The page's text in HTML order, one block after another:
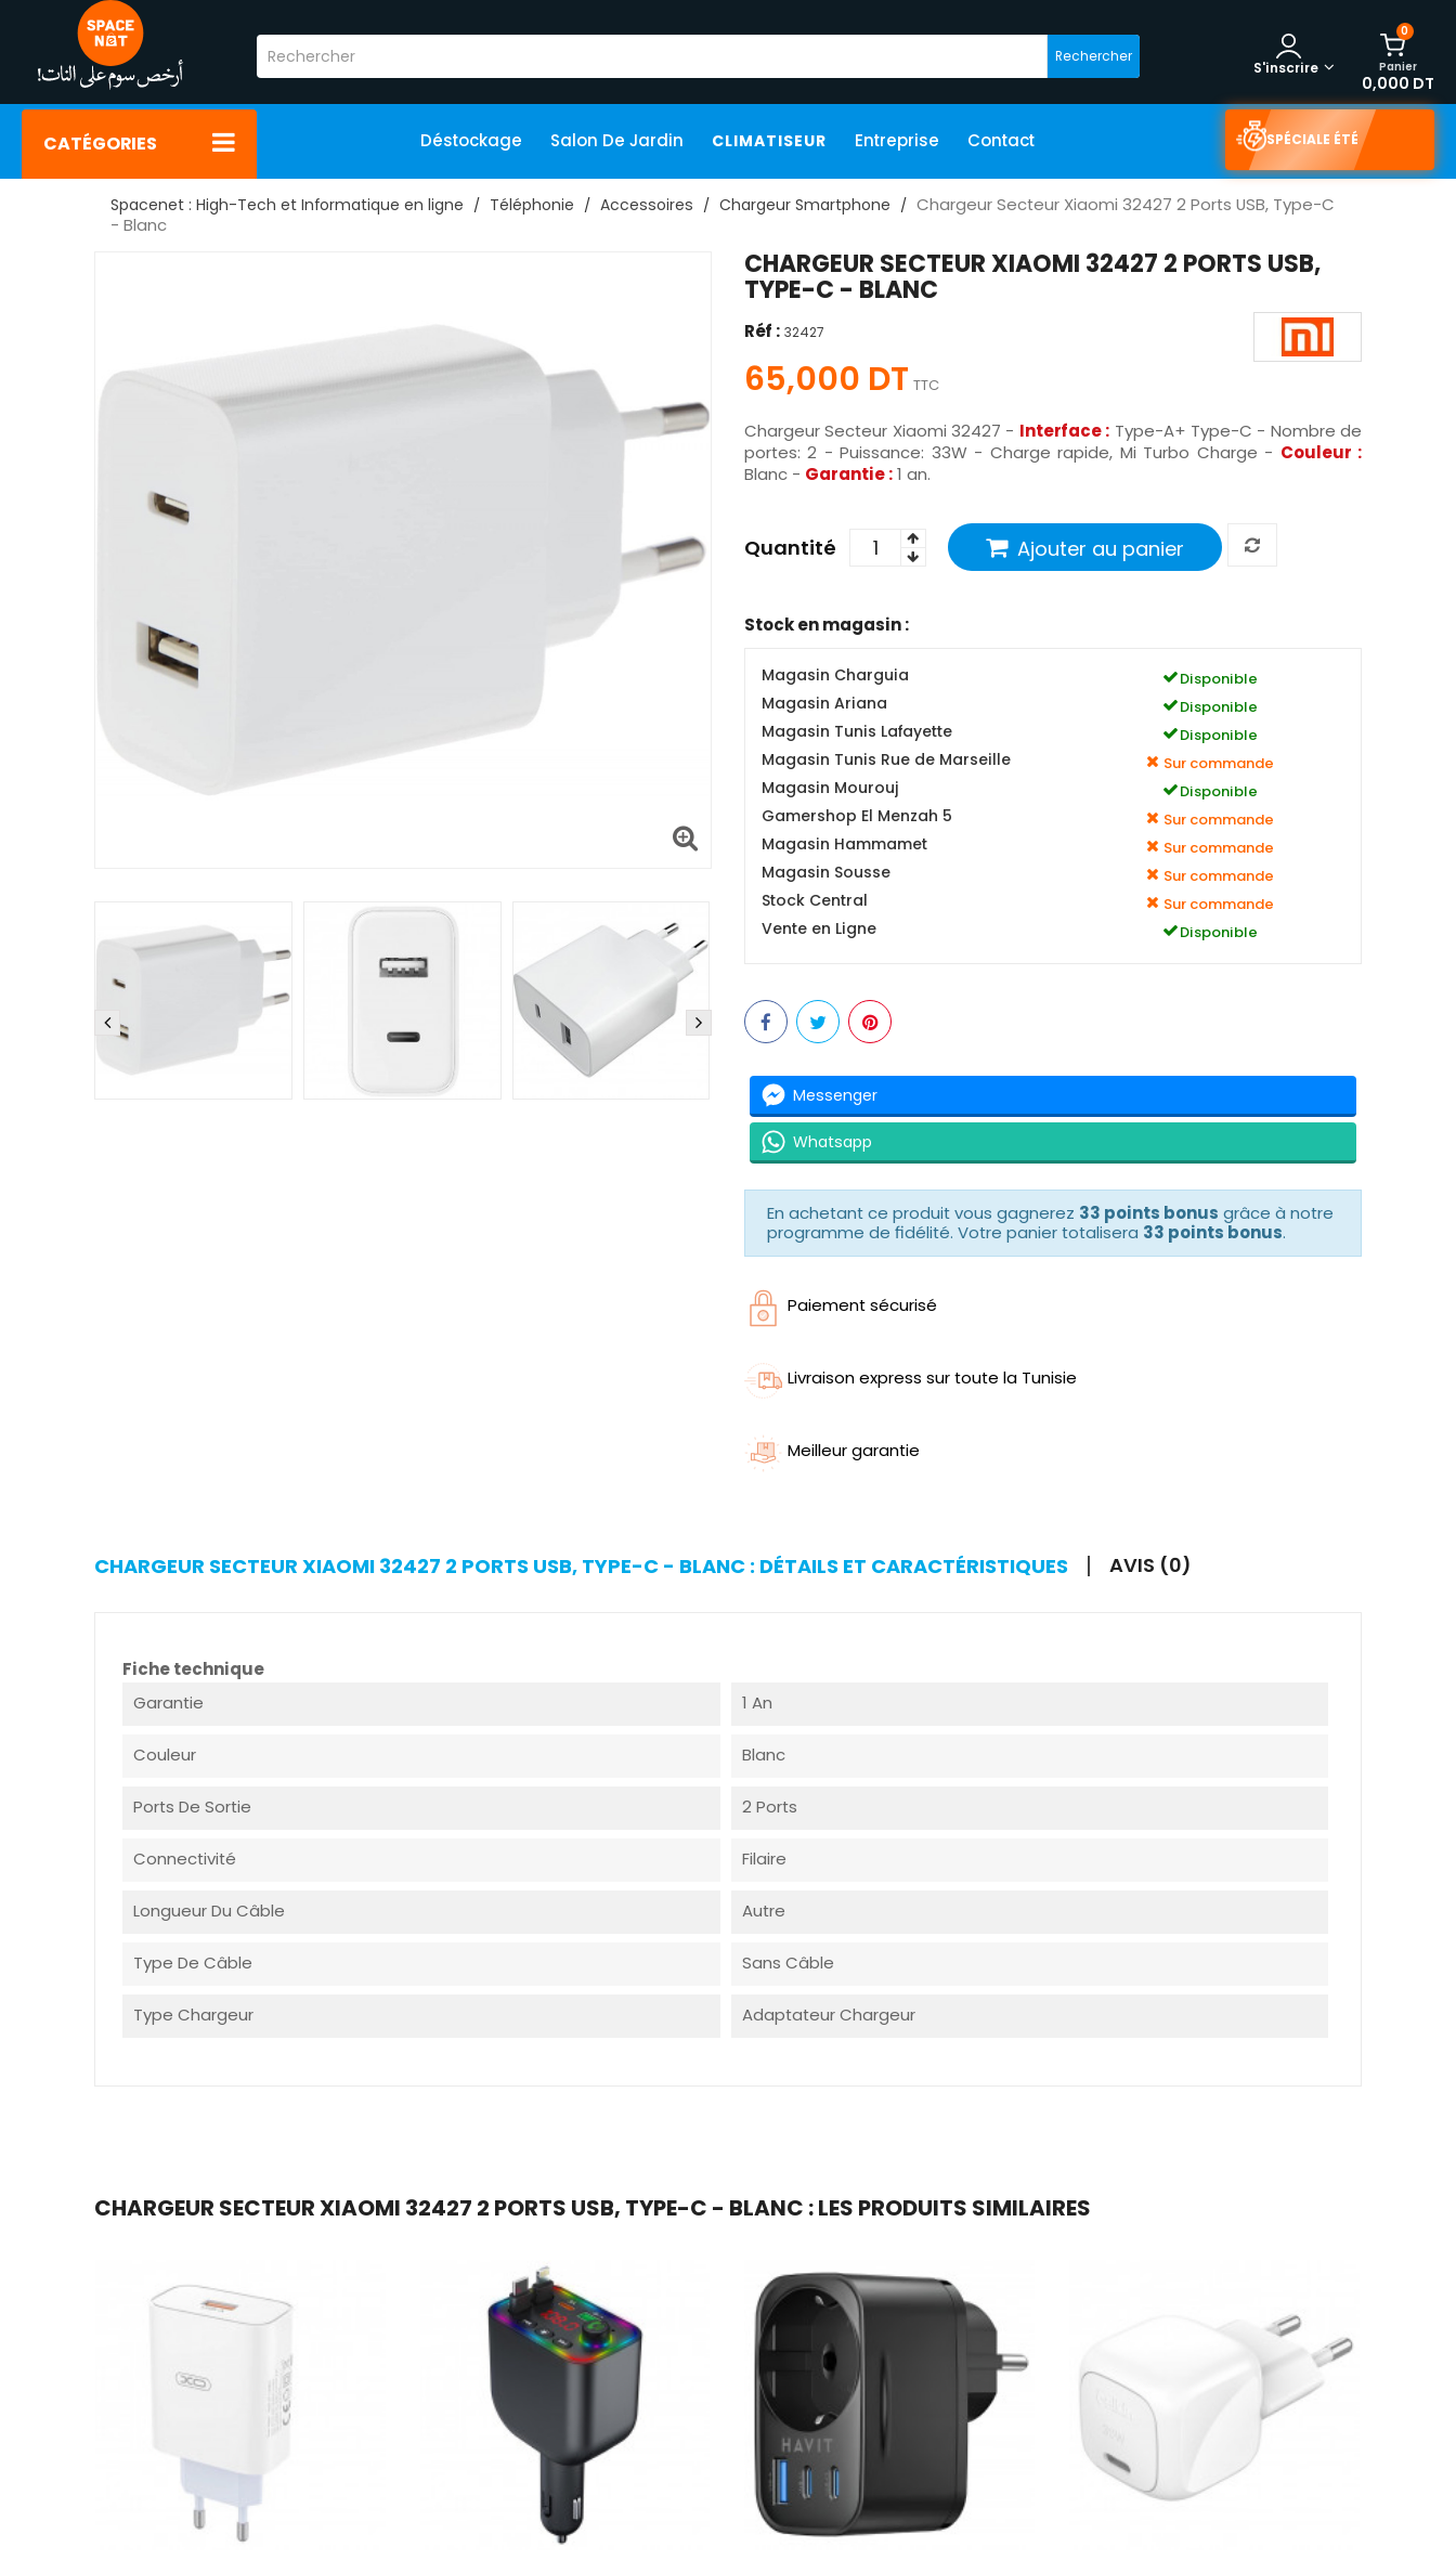
Rechercher
0
Panier
0,000 DT
S'inscrire
CATÉGORIES Déstockage Salon De Jardin CLIMATISEUR Entreprise Contact SPÉCIALE ÉTÉ
Spacenet : High-Tech et Informatique en ligne Téléphonie Accessoires Chargeur Smartphone
Chargeur Secteur Xiaomi 32427 2 Ports USB, Type-C
- Blanc
CHARGEUR SECTEUR XIAOMI 32427 2 PORTS USB,
TYPE-C - BLANC
Réf : 32427
65,000 DT TTC
Chargeur Secteur Xiaomi 32427 - Interface : Type-A+ Type-C - Nombre de
portes: 2 - Puissance: 33W - Charge rapide, Mi Turbo Charge - Couleur :
Blanc - Garantie :1 an.
Quantité Ajouter au panier
Stock en magasin :
Magasin Charguia Disponible
Magasin Ariana Disponible
Magasin Tunis Lafayette Disponible
Magasin Tunis Rue de Marseille Sur commande
Magasin Mourouj Disponible
Gamershop El Menzah 5 Sur commande
Magasin Hammamet Sur commande
Magasin Sousse Sur commande
Stock Central Sur commande
Vente en Ligne Disponible
Messenger
Whatsapp
En achetant ce produit vous gagnerez 33 points bonus grâce à notre
programme de fidélité. Votre panier totalisera 33 points bonus.
Paiement sécurisé
Livraison express sur toute la Tunisie
Meilleur garantie
CHARGEUR SECTEUR XIAOMI 32427 2 PORTS USB, TYPE-C - BLANC : DÉTAILS ET CARACTÉRISTIQUES AVIS (0)
Fiche technique
Garantie
1 An
Couleur Blanc
Ports De Sortie 2 Ports
Connectivité Filaire
Longueur Du Câble Autre
Type De Câble Sans Câble
Type Chargeur Adaptateur Chargeur
CHARGEUR SECTEUR XIAOMI 32427 2 PORTS USB, TYPE-C - BLANC : LES PRODUITS SIMILAIRES